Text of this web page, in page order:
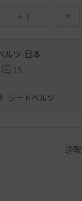
1
ルツ-日本
15
シートベルツ
通報